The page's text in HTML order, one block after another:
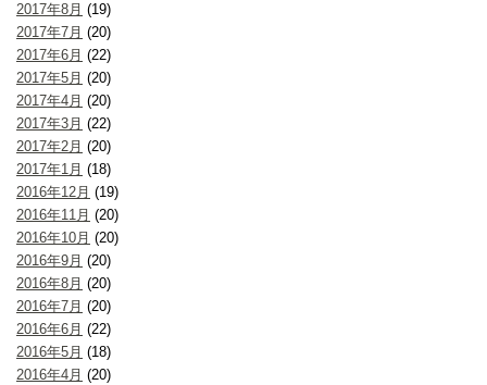
2017年8月 (19)
2017年7月 (20)
2017年6月 (22)
2017年5月 (20)
2017年4月 (20)
2017年3月 (22)
2017年2月 (20)
2017年1月 (18)
2016年12月 (19)
2016年11月 (20)
2016年10月 (20)
2016年9月 (20)
2016年8月 (20)
2016年7月 (20)
2016年6月 (22)
2016年5月 (18)
2016年4月 (20)